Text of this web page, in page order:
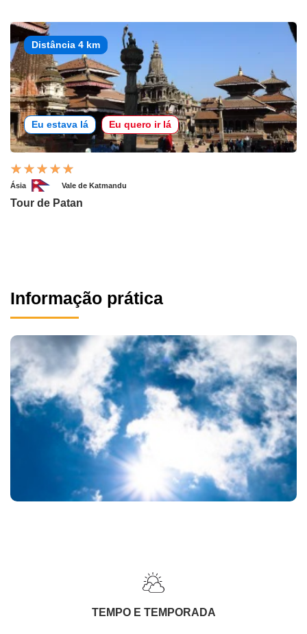
Distância 4 km
Eu estava lá Eu quero ir lá
Ásia Vale de Katmandu
Tour de Patan
Informação prática
TEMPO E TEMPORADA